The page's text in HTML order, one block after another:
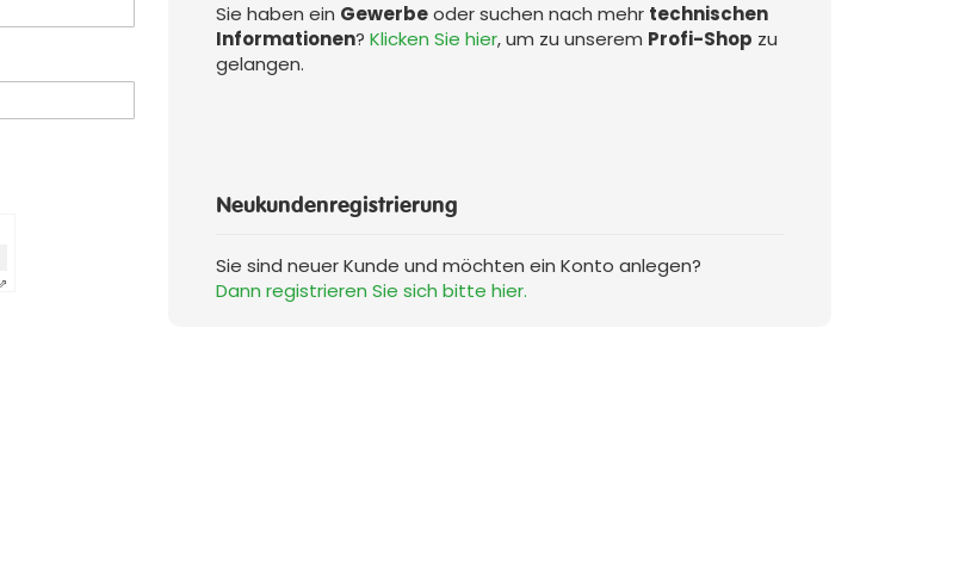
Sie haben ein Gewerbeoder suchen nach mehr technischen
Informationen? Klicken Sie hier, um zu unserem Profi-Shop zu
gelangen.
Neukundenregistrierung
Sie sind neuer Kunde und möchten ein Konto anlegen?
Dann registrieren Sie sich bitte hier.